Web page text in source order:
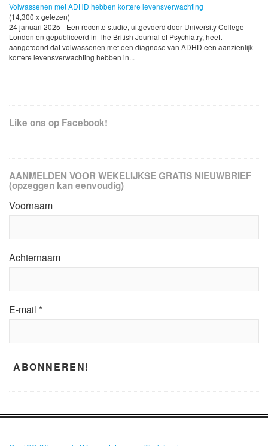
Volwassenen met ADHD hebben kortere levensverwachting
(14,300 x gelezen)
24 januari 2025 - Een recente studie, uitgevoerd door University College
London en gepubliceerd in The British Journal of Psychiatry, heeft
aangetoond dat volwassenen met een diagnose van ADHD een aanzienlijk
kortere levensverwachting hebben in...
Like ons op Facebook!
AANMELDEN VOOR WEKELIJKSE GRATIS NIEUWBRIEF
(opzeggen kan eenvoudig)
Voornaam
Achternaam
E-mail *